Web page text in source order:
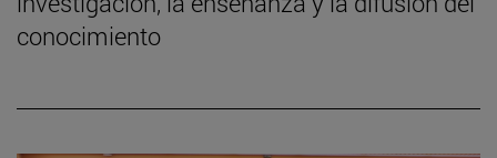
conocimiento